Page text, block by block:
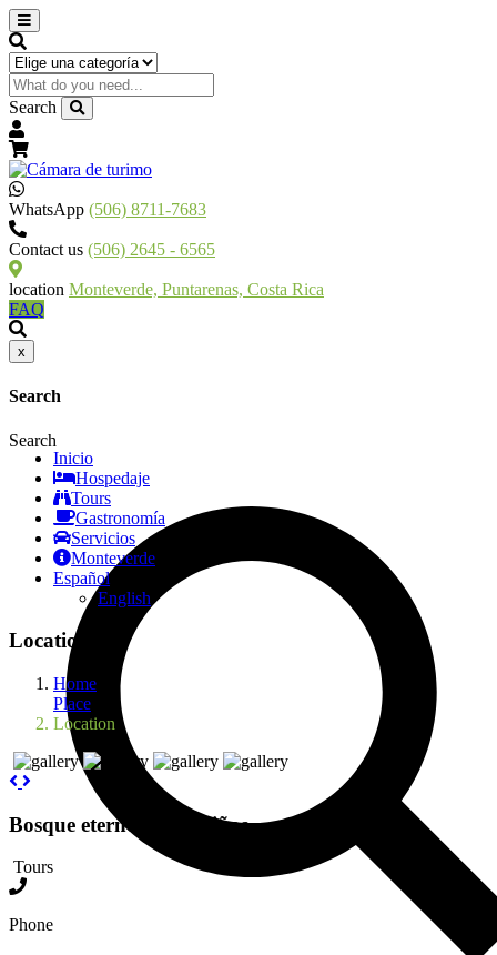
Search
WhatsApp (506) 8711-7683
Contact us (506) 2645 - 6565
location Monteverde, Puntarenas, Costa Rica
FAQ
x
Search
Search
Inicio
Hospedaje
Tours
Gastronomía
Servicios
Monteverde
Español
English
Location
Home
Place
Location
Bosque eterno de los niños
Tours
Phone